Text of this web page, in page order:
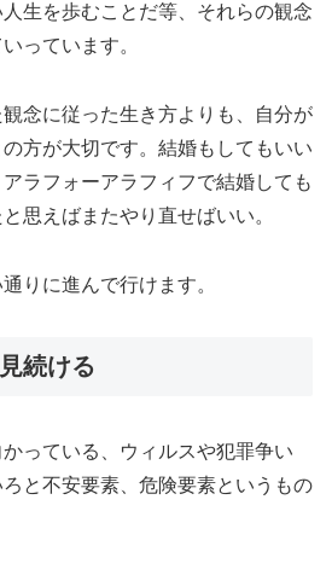
生を歩むことだ等、それらの観念
っています。
念に従った生き方よりも、自分が
方が大切です。結婚もしてもいい
ラフォーアラフィフで結婚しても
思えばまたやり直せばいい。
りに進んで行けます。
続ける
っている、ウィルスや犯罪争い
と不安要素、危険要素というもの